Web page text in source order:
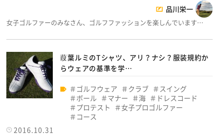
品川栄一
女子ゴルファーのみなさん、ゴルフファッションを楽しんでいます…
葭葉ルミのTシャツ、アリ？ナシ？服装規約か
らウェアの基準を学…
ゴルフウェア クラブ
スイング
ボール
マナー 海
ドレスコード
プロテスト
女子プロゴルファー
コース
2016.10.31